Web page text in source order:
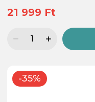
21 999 Ft
-35%